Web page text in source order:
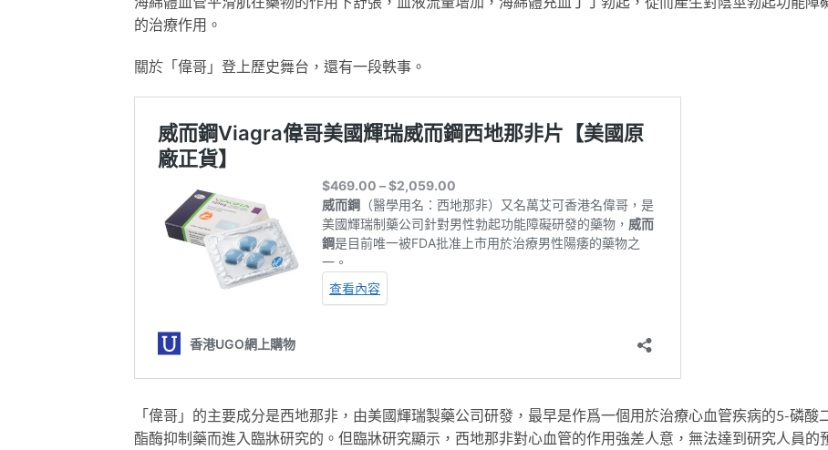
的治療作用。
關於「偉哥」登上歷史舞台，還有一段軼事。
「偉哥」的主要成分是西地那非，由美國輝瑞製藥公司研發，最早是作爲一個用於治療心血管疾病的5-磷酸
酯酶抑制藥而進入臨牀研究的。但臨牀研究顯示，西地那非對心血管的作用強差人意，無法達到研究人員的